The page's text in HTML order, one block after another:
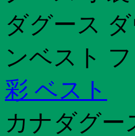
ダグース
ンベスト
彩 ベスト
カナダグ